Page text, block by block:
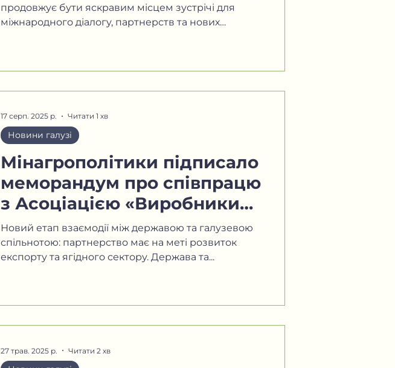
продовжує бути яскравим місцем зустрічі для
міжнародного діалогу, партнерств та нових
та упаковку.
Мінагрополітики підписало
меморандум про співпрацю
з Асоціацією «Виробники
лохини України»
Новий етап взаємодії між державою та галузевою
спільнотою: партнерство має на меті розвиток
експорту та ягідного сектору. Держава та...
Новини галузі
17 серп. 2025 р. Читати 1 хв
27 трав. 2025 р. Читати 2 хв